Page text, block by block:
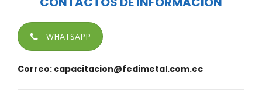
WHATSAPP
Correo: capacitacion@fedimetal.com.ec